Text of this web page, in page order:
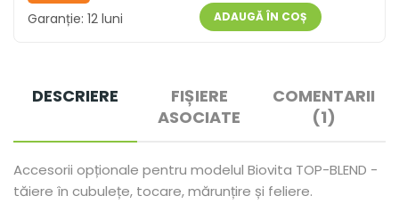
Garanție: 12 luni ADAUGĂ ÎN COȘ
DESCRIERE
FIȘIERE
ASOCIATE
COMENTARII
(1)
Accesorii opționale pentru modelul Biovita TOP-BLEND -
tăiere în cubulețe, tocare, mărunțire și feliere.